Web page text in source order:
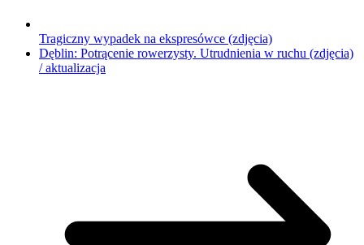
Tragiczny wypadek na ekspresówce (zdjęcia)
Dęblin: Potrącenie rowerzysty. Utrudnienia w ruchu (zdjęcia)
/ aktualizacja